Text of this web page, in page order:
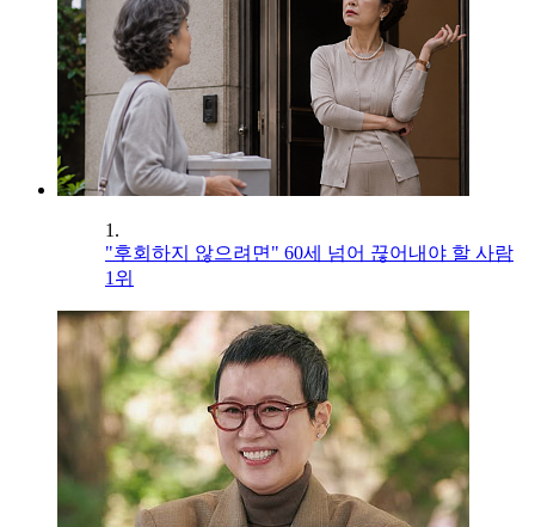
1.
"후회하지 않으려면" 60세 넘어 끊어내야 할 사람
1위